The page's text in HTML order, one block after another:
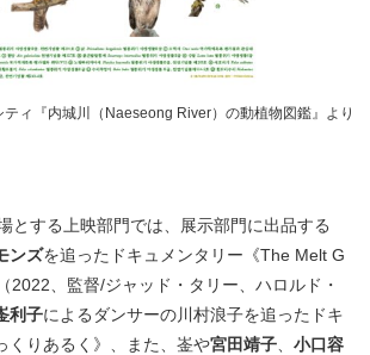
ティ『内城川（Naeseong River）の動植物図鑑』より
とする上映部門では、展示部門に出品する
ンズを追ったドキュメンタリー《The Melt G
2022、監督/ジャッド・タリー、ハロルド・
利子によるダンサーの川村浪子を追ったドキ
くりあるく》、また、崟や宮田靖子
小口容